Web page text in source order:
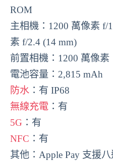
ROM
主相機：1200 萬像素 f/
素 f/2.4 (14 mm)
前置相機：1200 萬像素
電池容量：2,815 mAh
防水 ：有 IP68
無線充電 ：有
5G ：有
NFC ：有
其他：Apple Pay 支援